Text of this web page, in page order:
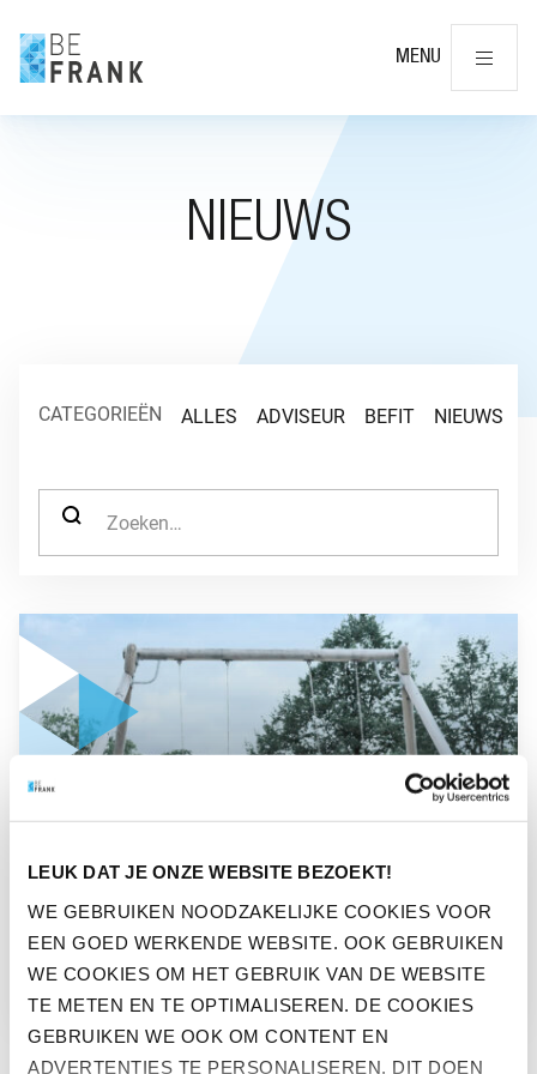
LEUK DAT JE ONZE WEBSITE BEZOEKT!
WE GEBRUIKEN NOODZAKELIJKE COOKIES VOOR
EEN GOED WERKENDE WEBSITE. OOK GEBRUIKEN
WE COOKIES OM HET GEBRUIK VAN DE WEBSITE
TE METEN EN TE OPTIMALISEREN. DE COOKIES
GEBRUIKEN WE OOK OM CONTENT EN
ADVERTENTIES TE PERSONALISEREN. DIT DOEN
MENU
NIEUWS
CATEGORIEËN ALLES ADVISEUR BEFIT NIEUWS
ZOEK NAAR:
GA NAAR “TERUGBLIK BELEGGINGSJAAR 2021”
TERUGBLIK
BELEGGINGSJAAR 2021